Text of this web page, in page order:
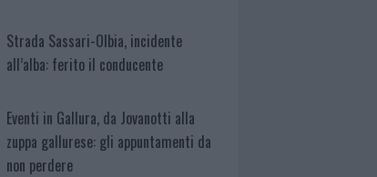
Strada Sassari-Olbia, incidente
all’alba: ferito il conducente
Eventi in Gallura, da Jovanotti alla
zuppa gallurese: gli appuntamenti da
non perdere